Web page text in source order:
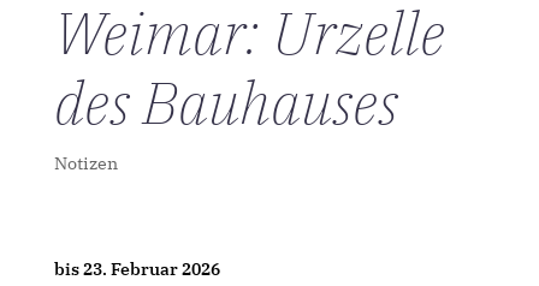
Weimar: Urzelle
des Bauhauses
Notizen
bis 23. Februar 2026